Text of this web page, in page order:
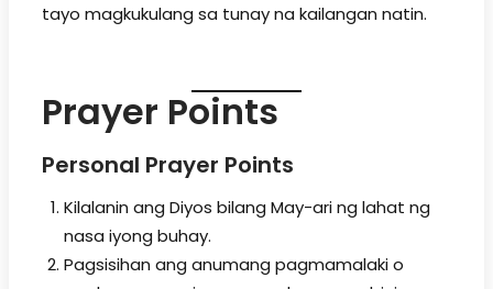
tayo magkukulang sa tunay na kailangan natin.
Prayer Points
Personal Prayer Points
Kilalanin ang Diyos bilang May-ari ng lahat ng
nasa iyong buhay.
Pagsisihan ang anumang pagmamalaki o